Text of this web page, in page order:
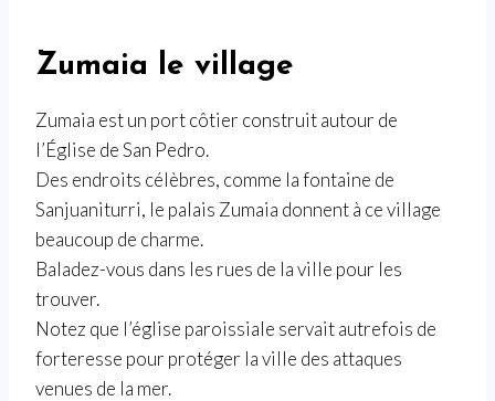
Zumaia le village
Zumaia est un port côtier construit autour de
l’Église de San Pedro.
Des endroits célèbres, comme la fontaine de
Sanjuaniturri, le palais Zumaia donnent à ce village
beaucoup de charme.
Baladez-vous dans les rues de la ville pour les
trouver.
Notez que l’église paroissiale servait autrefois de
forteresse pour protéger la ville des attaques
venues de la mer.